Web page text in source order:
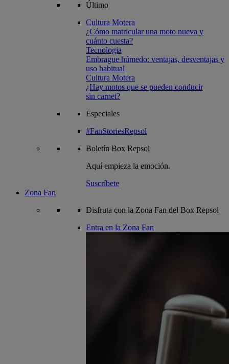
Último
Cultura Motera
¿Cómo matricular una moto nueva y
cuánto cuesta?
Tecnologia
Embrague húmedo: ventajas, desventajas y
uso habitual
Cultura Motera
¿Hay motos que se pueden conducir
sin carnet?
Especiales
#FanStoriesRepsol
Boletín Box Repsol
Aquí empieza la emoción.
Suscríbete
Zona Fan
Disfruta con la Zona Fan del Box Repsol
Entra en la Zona Fan